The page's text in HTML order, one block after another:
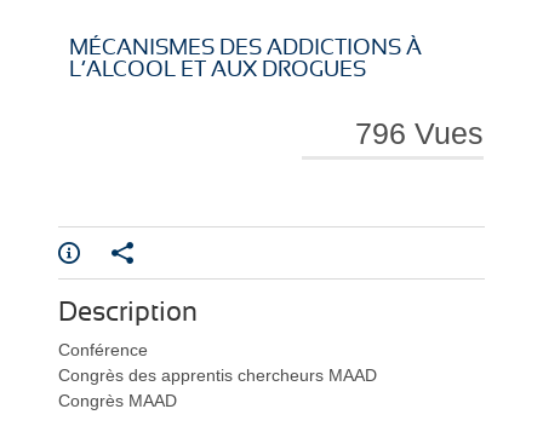
i
e
i
e
MÉCANISMES DES ADDICTIONS À
L’ALCOOL ET AUX DROGUES
796 Vues
Description
Conférence
Congrès des apprentis chercheurs MAAD
Congrès MAAD